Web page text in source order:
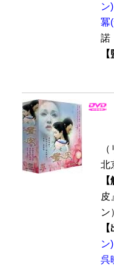
ン)
冪
北
皮
ン
ン)
呉